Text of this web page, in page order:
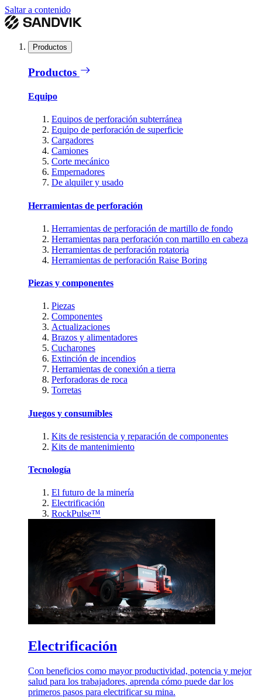
Saltar a contenido
Productos
Productos
Equipo
Equipos de perforación subterránea
Equipo de perforación de superficie
Cargadores
Camiones
Corte mecánico
Empernadores
De alquiler y usado
Herramientas de perforación
Herramientas de perforación de martillo de fondo
Herramientas para perforación con martillo en cabeza
Herramientas de perforación rotatoria
Herramientas de perforación Raise Boring
Piezas y componentes
Piezas
Componentes
Actualizaciones
Brazos y alimentadores
Cucharones
Extinción de incendios
Herramientas de conexión a tierra
Perforadoras de roca
Torretas
Juegos y consumibles
Kits de resistencia y reparación de componentes
Kits de mantenimiento
Tecnología
El futuro de la minería
Electrificación
RockPulse™
Electrificación
Con beneficios como mayor productividad, potencia y mejor
salud para los trabajadores, aprenda cómo puede dar los
primeros pasos para electrificar su mina.